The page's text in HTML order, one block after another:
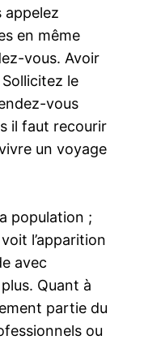
appelez
en même
vous. Avoir
le
vous
il faut recourir
un voyage
population ;
l’apparition
avec
Quant à
partie du
ou